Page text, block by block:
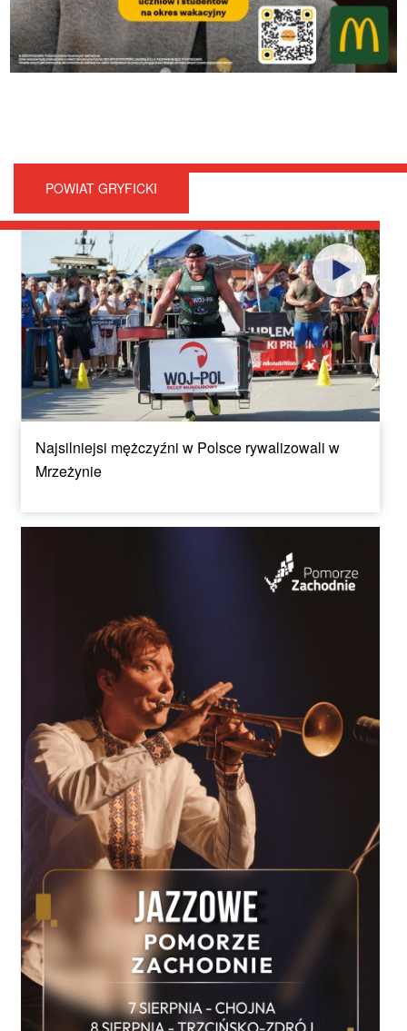
POWIAT GRYFICKI
Najsilniejsi mężczyźni w Polsce rywalizowali w
Mrzeżynie